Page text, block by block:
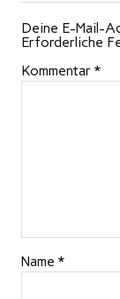
Deine E-Mail-
Erforderliche
Kommentar *
Name *